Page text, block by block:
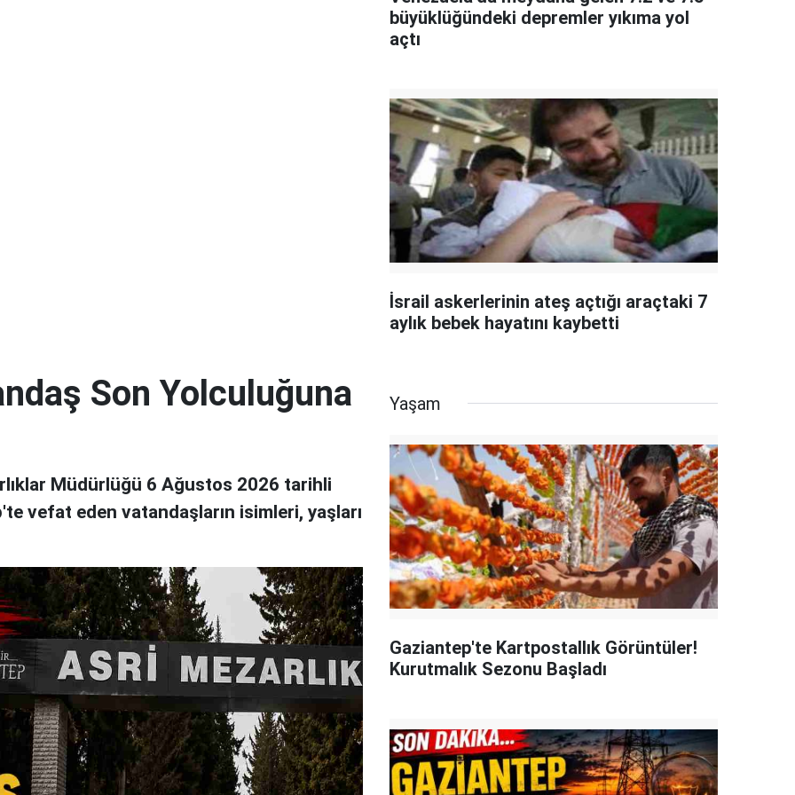
büyüklüğündeki depremler yıkıma yol
açtı
İsrail askerlerinin ateş açtığı araçtaki 7
aylık bebek hayatını kaybetti
Son Yolculuğuna
Müdürlüğü 6 Ağustos 2026 tarihli
vefat eden vatandaşların isimleri, yaşları
Yaşam
Gaziantep'te Kartpostallık Görüntüler!
Kurutmalık Sezonu Başladı